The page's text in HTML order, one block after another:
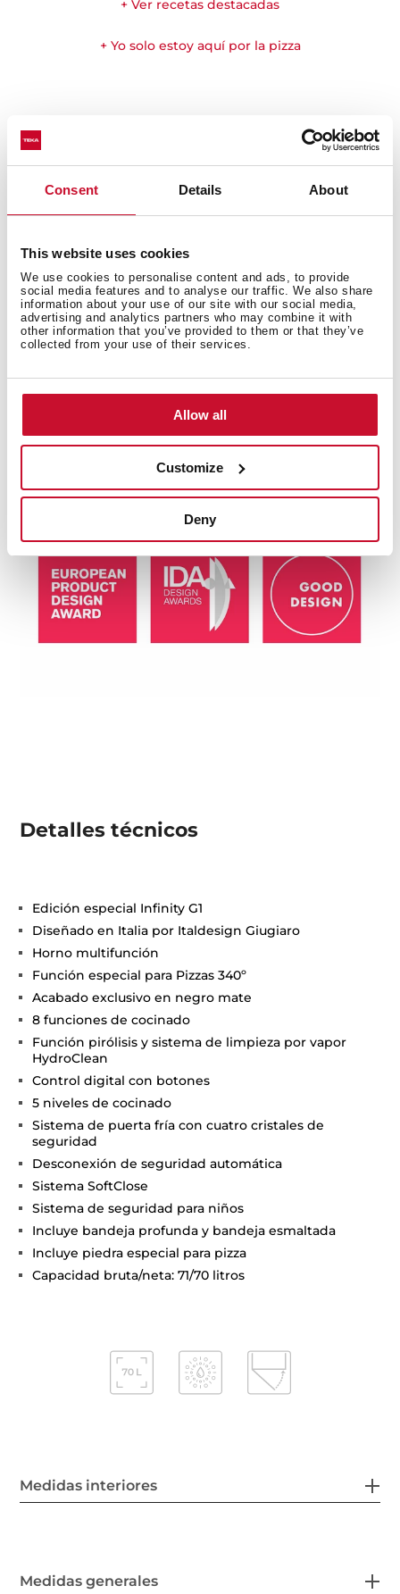
Consent Details About
This website uses cookies
We use cookies to personalise content and ads, to provide
social media features and to analyse our traffic. We also share
information about your use of our site with our social media,
advertising and analytics partners who may combine it with
other information that you’ve provided to them or that they’ve
collected from your use of their services.
Allow all
Customize
Deny
+ Ver recetas destacadas
+ Yo solo estoy aquí por la pizza
Producto multi-premiado
Este producto ha sido galardonado con varios de los
Premio Internacional Good Design, el Premio Europeo
de Diseño de Producto y el Premio Internacional de
Diseño.
Detalles técnicos
Edición especial Infinity G1
Diseñado en Italia por Italdesign Giugiaro
Horno multifunción
Función especial para Pizzas 340º
Acabado exclusivo en negro mate
8 funciones de cocinado
Función pirólisis y sistema de limpieza por vapor
HydroClean
Control digital con botones
5 niveles de cocinado
Sistema de puerta fría con cuatro cristales de
seguridad
Desconexión de seguridad automática
Sistema SoftClose
Sistema de seguridad para niños
Incluye bandeja profunda y bandeja esmaltada
Incluye piedra especial para pizza
Capacidad bruta/neta: 71/70 litros
Medidas interiores
Medidas generales